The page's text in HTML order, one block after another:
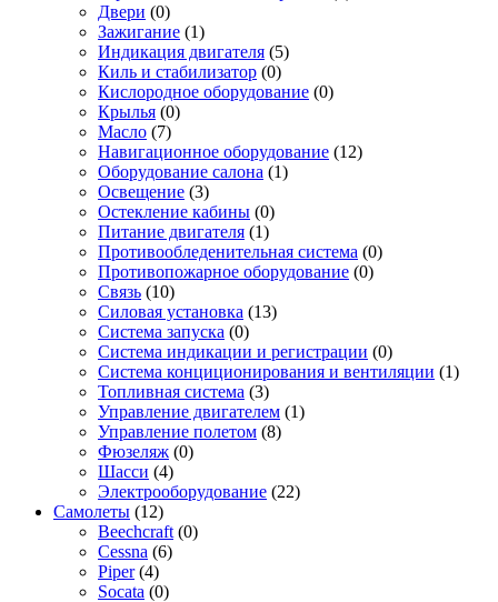
Двери (0)
Зажигание (1)
Индикация двигателя (5)
Киль и стабилизатор (0)
Кислородное оборудование (0)
Крылья (0)
Масло (7)
Навигационное оборудование (12)
Оборудование салона (1)
Освещение (3)
Остекление кабины (0)
Питание двигателя (1)
Противообледенительная система (0)
Противопожарное оборудование (0)
Связь (10)
Силовая установка (13)
Система запуска (0)
Система индикации и регистрации (0)
Система конциционирования и вентиляции (1)
Топливная система (3)
Управление двигателем (1)
Управление полетом (8)
Фюзеляж (0)
Шасси (4)
Электрооборудование (22)
Самолеты (12)
Beechcraft (0)
Cessna (6)
Piper (4)
Socata (0)